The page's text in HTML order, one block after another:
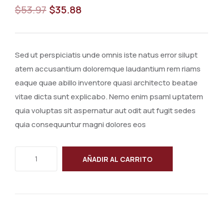
$53.97 $35.88
Sed ut perspiciatis unde omnis iste natus error silupt
atem accusantium doloremque laudantium rem riams
eaque quae abillo inventore quasi architecto beatae
vitae dicta sunt explicabo. Nemo enim psaml uptatem
quia voluptas sit aspernatur aut odit aut fugit sedes
quia consequuntur magni dolores eos
AÑADIR AL CARRITO